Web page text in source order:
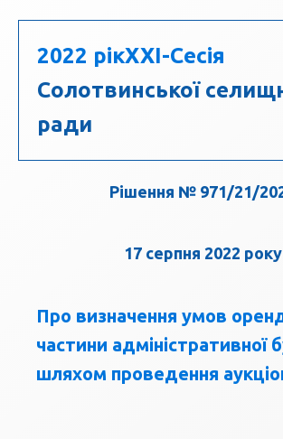
2022 рікXXI-Сесія
Солотвинської
ради
Рішення № 971/21/
17 серпня 2022 року
Про визначення умов
частини адміністративної
шляхом проведення